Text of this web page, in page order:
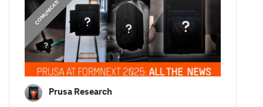
COMUNICATI
Prusa Research